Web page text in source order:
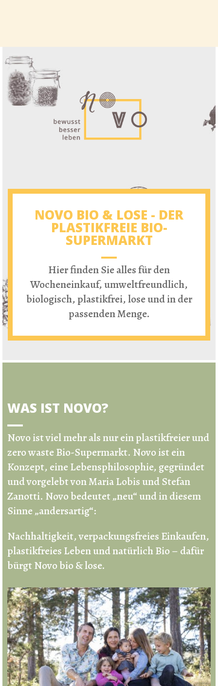
NOVO BIO & LOSE - DER
PLASTIKFREIE BIO-
SUPERMARKT
Hier finden Sie alles für den
Wocheneinkauf, umweltfreundlich,
biologisch, plastikfrei, lose und in der
passenden Menge.
WAS IST NOVO?
Novo ist viel mehr als nur einplastikfreier und
zero waste Bio-Supermarkt. Novo ist ein
Konzept, eine Lebensphilosophie, gegründet
und vorgelebt von Maria Lobis und Stefan
Zanotti. Novo bedeutet „neu“ und in diesem
Sinne „andersartig“:
Nachhaltigkeit, verpackungsfreies Einkaufen,
plastikfreies Leben und natürlich Bio – dafür
bürgt Novo bio & lose.